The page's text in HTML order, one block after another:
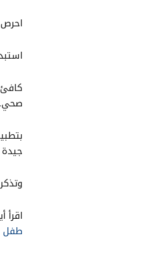
صحي.
جيدة
اقرأ
طفل